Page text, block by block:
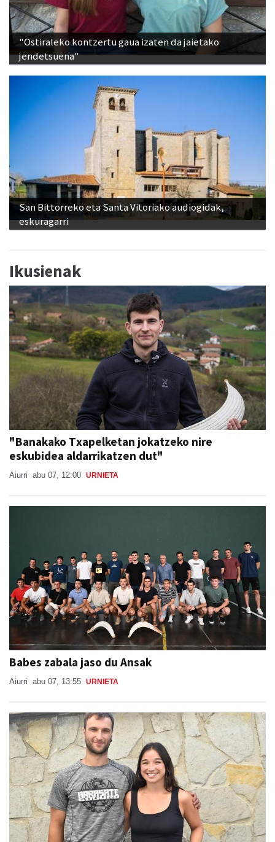
"Ostiraleko kontzertu gaua izaten da jaietako
jendetsuena"
San Bittorreko eta Santa Vitoriako audiogidak,
eskuragarri
Ikusienak
"Banakako Txapelketan jokatzeko nire
eskubidea aldarrikatzen dut"
Aiurri abu 07, 12:00 URNIETA
Babes zabala jaso du Ansak
Aiurri abu 07, 13:55 URNIETA